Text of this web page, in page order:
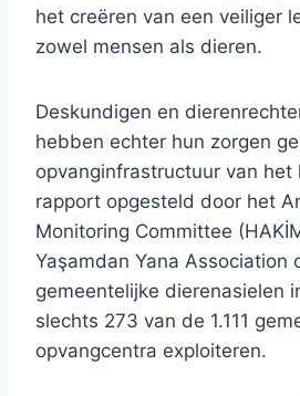
het creëren van een veiliger
zowel mensen als dieren.
Deskundigen en
hebben echter hun zorgen
opvanginfrastructuur van het
rapport opgesteld door het
Monitoring Committee
Yaşamdan Yana Association
gemeentelijke dierenasielen
slechts 273 van de 1.111
opvangcentra exploiteren.